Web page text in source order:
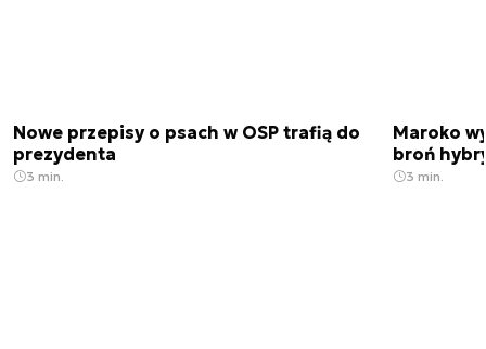
Nowe przepisy o psach w OSP trafią do
prezydenta
3 min.
Maroko
broń
3 min.